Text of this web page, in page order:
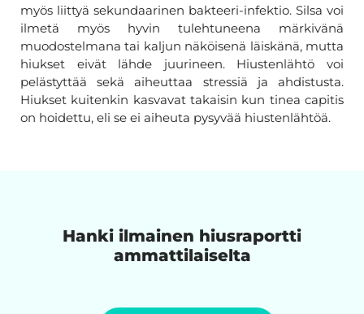
myös liittyä sekundaarinen bakteeri-infektio. Silsa voi
ilmetä myös hyvin tulehtuneena märkivänä
muodostelmana tai kaljun näköisenä läiskänä, mutta
hiukset eivät lähde juurineen. Hiustenlähtö voi
pelästyttää sekä aiheuttaa stressiä ja ahdistusta.
Hiukset kuitenkin kasvavat takaisin kun tinea capitis
on hoidettu, eli se ei aiheuta pysyvää hiustenlähtöä.
Hanki ilmainen hiusraportti
ammattilaiselta